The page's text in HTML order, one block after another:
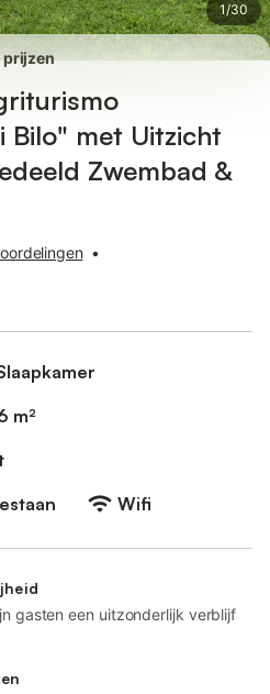
1/30
prijzen
Bilo" met Uitzicht
Zwembad &
•
m²
Wifi
gasten een uitzonderlijk verblijf